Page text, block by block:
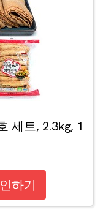
세트, 2.3kg, 1
하기